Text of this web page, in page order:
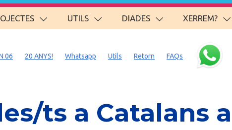
UTILS DIADES XERREM?
06 20 ANYS! Whatsapp Utils Retorn FAQs
ts a Catalans